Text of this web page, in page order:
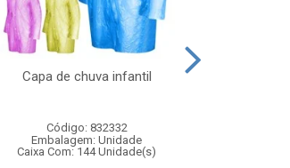
Capa de chuva infantil
Código: 832332
Embalagem: Unidade
Caixa Com: 144 Unidade(s)